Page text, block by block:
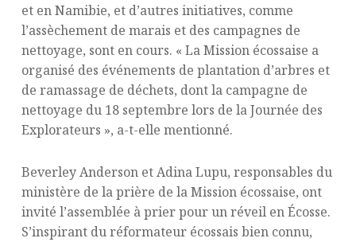
et en Namibie, et d’autres initiatives, comme
l’assèchement de marais et des campagnes de
nettoyage, sont en cours. « La Mission écossaise a
organisé des événements de plantation d’arbres et
de ramassage de déchets, dont la campagne de
nettoyage du 18 septembre lors de la Journée des
Explorateurs », a-t-elle mentionné.
Beverley Anderson et Adina Lupu, responsables du
ministère de la prière de la Mission écossaise, ont
invité l’assemblée à prier pour un réveil en Écosse.
S’inspirant du réformateur écossais bien connu,